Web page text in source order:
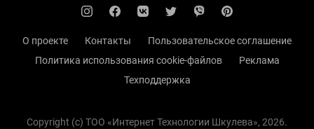
О проекте Контакты
Пользовательское соглашение
Политика использования cookie-файлов
Реклама
Техподдержка
Copyright (с) TOO «Интернет Технологии Шкулева», 2026.